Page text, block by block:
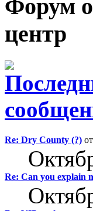
Форум
центр
Re: Dry County (?) от
Re: Can you explain